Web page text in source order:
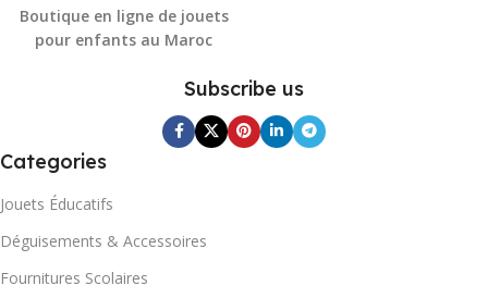
Boutique en ligne de jouets
pour enfants au Maroc
Subscribe us
Categories
Jouets Éducatifs
Déguisements & Accessoires
Fournitures Scolaires